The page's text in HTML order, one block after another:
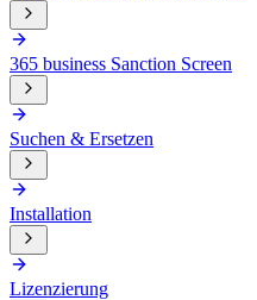
365 business Sanction Screen
Suchen & Ersetzen
Installation
Lizenzierung